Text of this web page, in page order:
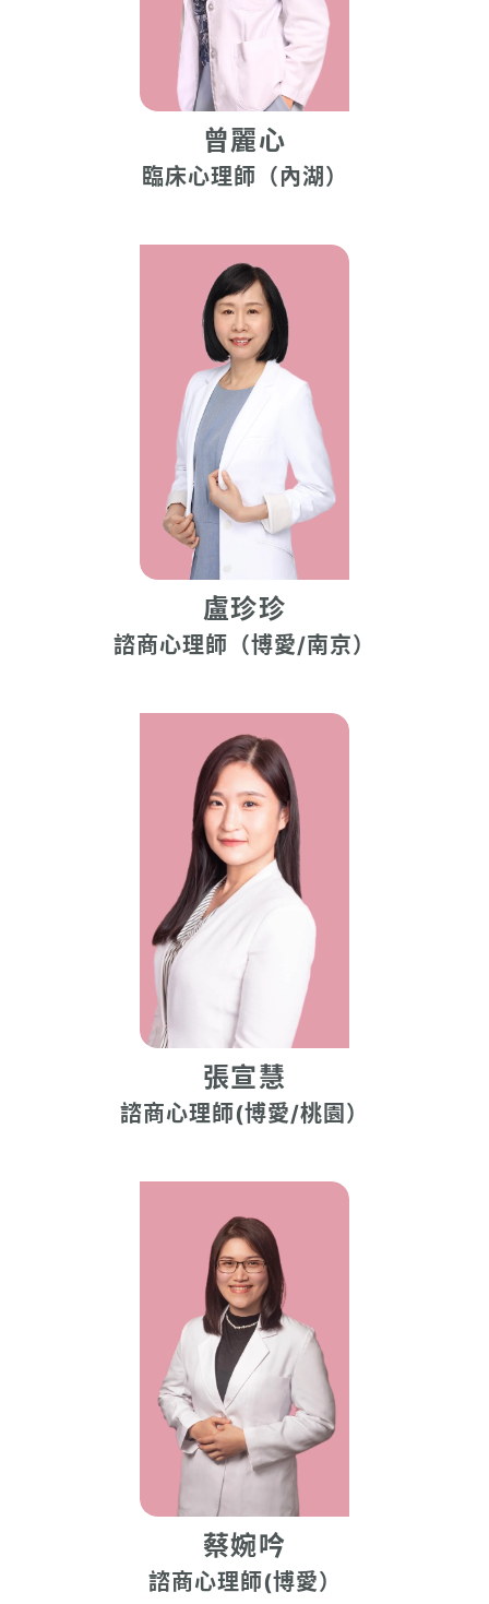
曾麗心
臨床心理師（內湖）
盧珍珍
諮商心理師（博愛/南京）
張宣慧
諮商心理師(博愛/桃園）
蔡婉吟
諮商心理師(博愛）